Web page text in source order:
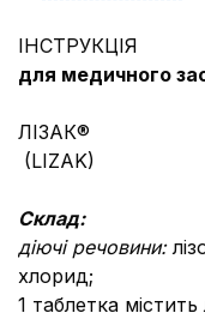
ІНСТРУКЦІЯ
для медичного
ЛІЗАК®
(LIZAK)
Склад:
діючі речовини:
хлорид;
1 таблетка